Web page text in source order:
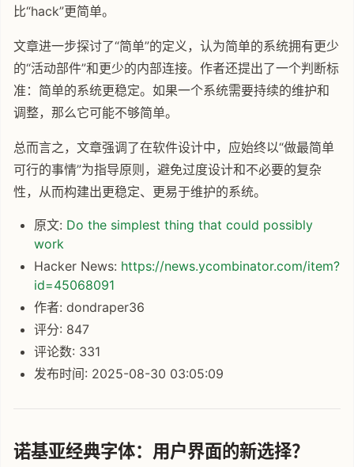
比“hack”更简单。
文章进一步探讨了“简单”的定义，认为简单的系统拥有更少
的“活动部件”和更少的内部连接。作者还提出了一个判断标
准：简单的系统更稳定。如果一个系统需要持续的维护和
调整，那么它可能不够简单。
总而言之，文章强调了在软件设计中，应始终以“做最简单
可行的事情”为指导原则，避免过度设计和不必要的复杂
性，从而构建出更稳定、更易于维护的系统。
原文: Do the simplest thing that could possibly
work
Hacker News: https://news.ycombinator.com/item?
id=45068091
作者: dondraper36
评分: 847
评论数: 331
发布时间: 2025-08-30 03:05:09
诺基亚经典字体：用户界面的新选择？